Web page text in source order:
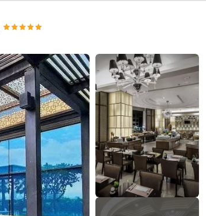
Ver 25 fotos